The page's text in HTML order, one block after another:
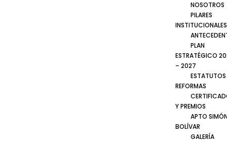
NOSOTROS
PILARES
INSTITUCIONALES
PLAN
ESTRATÉGICO
– 2027
ESTATUTOS
REFORMAS
Y PREMIOS
APTO
BOLÍVAR
GALERÍA